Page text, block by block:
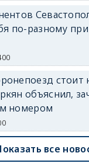
по-разному
стоит
объяснил,
номером
все